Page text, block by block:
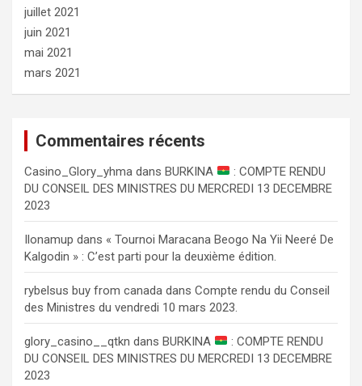
juillet 2021
juin 2021
mai 2021
mars 2021
Commentaires récents
Сasino_Glory_yhma dans BURKINA
: COMPTE RENDU
DU CONSEIL DES MINISTRES DU MERCREDI 13 DECEMBRE
2023
Ilonamup dans « Tournoi Maracana Beogo Na Yii Neeré De
Kalgodin » : C’est parti pour la deuxième édition.
rybelsus buy from canada dans Compte rendu du Conseil
des Ministres du vendredi 10 mars 2023.
glory_casino__qtkn dans BURKINA
: COMPTE RENDU
DU CONSEIL DES MINISTRES DU MERCREDI 13 DECEMBRE
2023